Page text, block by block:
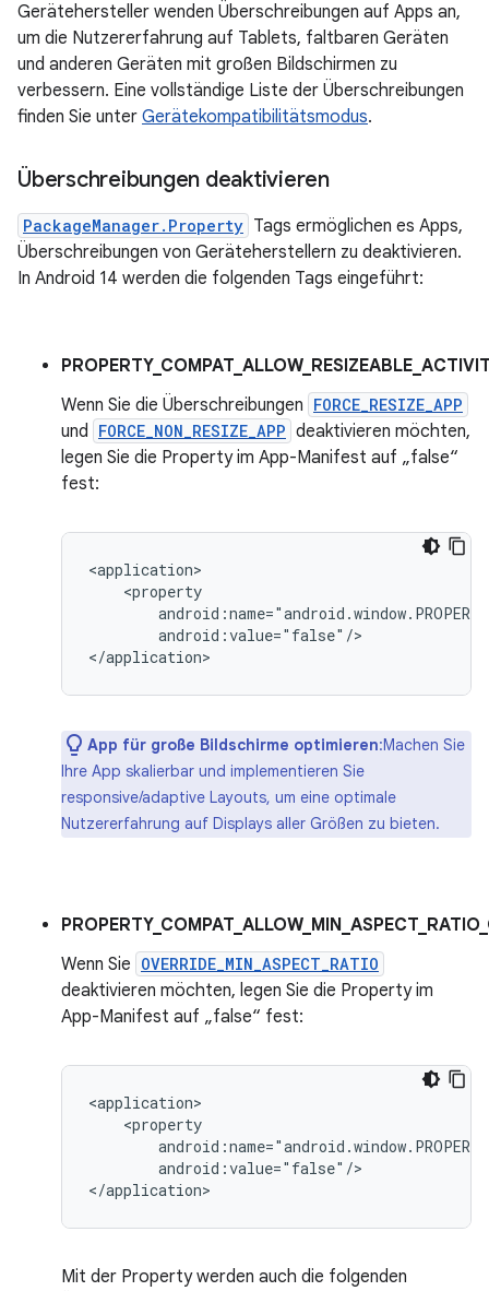
Gerätehersteller wenden Überschreibungen auf Apps an,
um die Nutzererfahrung auf Tablets, faltbaren Geräten
und anderen Geräten mit großen Bildschirmen zu
verbessern. Eine vollständige Liste der Überschreibungen
finden Sie unter Gerätekompatibilitätsmodus.
Überschreibungen deaktivieren
PackageManager.Property Tags ermöglichen es Apps,
Überschreibungen von Geräteherstellern zu deaktivieren.
In Android 14 werden die folgenden Tags eingeführt:
Wenn Sie die Überschreibungen FORCE_RESIZE_APP
und FORCE_NON_RESIZE_APP deaktivieren möchten,
legen Sie die Property im App-Manifest auf „false“
fest:
android:value="false"/>
App für große Bildschirme optimieren:Machen Sie
Ihre App skalierbar und implementieren Sie
responsive/adaptive Layouts, um eine optimale
Nutzererfahrung auf Displays aller Größen zu bieten.
Wenn Sie OVERRIDE_MIN_ASPECT_RATIO
deaktivieren möchten, legen Sie die Property im
App-Manifest auf „false“ fest:
android:value="false"/>
Mit der Property werden auch die folgenden